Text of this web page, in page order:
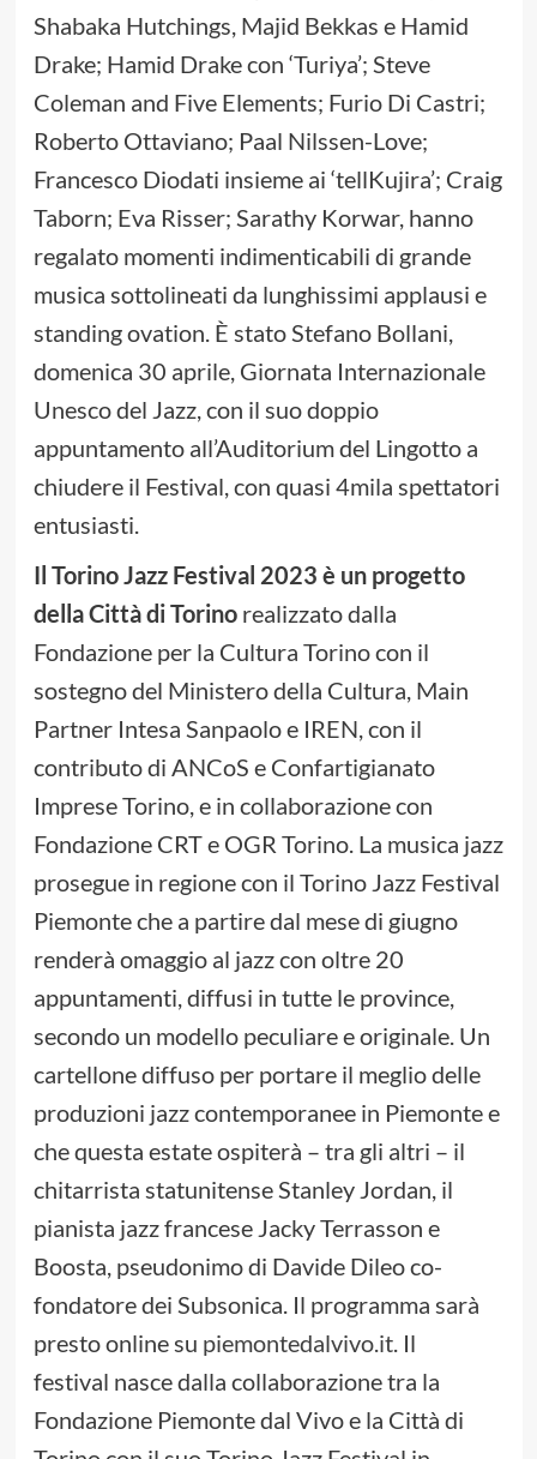
Shabaka Hutchings, Majid Bekkas e Hamid
Drake; Hamid Drake con ‘Turiya’; Steve
Coleman and Five Elements; Furio Di Castri;
Roberto Ottaviano; Paal Nilssen-Love;
Francesco Diodati insieme ai ‘tellKujira’; Craig
Taborn; Eva Risser; Sarathy Korwar, hanno
regalato momenti indimenticabili di grande
musica sottolineati da lunghissimi applausi e
standing ovation. È stato Stefano Bollani,
domenica 30 aprile, Giornata Internazionale
Unesco del Jazz, con il suo doppio
appuntamento all’Auditorium del Lingotto a
chiudere il Festival, con quasi 4mila spettatori
entusiasti.
Il Torino Jazz Festival 2023 è un progetto
della Città di Torinorealizzato dalla
Fondazione per la Cultura Torino con il
sostegno del Ministero della Cultura, Main
Partner Intesa Sanpaolo e IREN, con il
contributo di ANCoS e Confartigianato
Imprese Torino, e in collaborazione con
Fondazione CRT e OGR Torino. La musica jazz
prosegue in regione con il Torino Jazz Festival
Piemonte che a partire dal mese di giugno
renderà omaggio al jazz con oltre 20
appuntamenti, diffusi in tutte le province,
secondo un modello peculiare e originale. Un
cartellone diffuso per portare il meglio delle
produzioni jazz contemporanee in Piemonte e
che questa estate ospiterà – tra gli altri – il
chitarrista statunitense Stanley Jordan, il
pianista jazz francese Jacky Terrasson e
Boosta, pseudonimo di Davide Dileo co-
fondatore dei Subsonica. Il programma sarà
presto online su piemontedalvivo.it. Il
festival nasce dalla collaborazione tra la
Fondazione Piemonte dal Vivo e la Città di